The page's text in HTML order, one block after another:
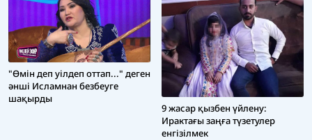
"Өмін деп уілдеп оттап..." деген
әнші Исламнан безбеуге
шақырды
9 жасар қызбен үйлену:
Ирактағы заңға түзетулер
енгізілмек